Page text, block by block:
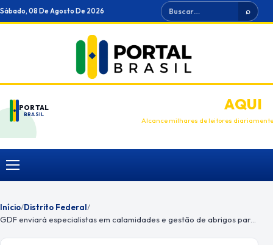
Ir
para
Sábado, 08 De Agosto De 2026 Buscar ⌕
PORTAL
BRASIL
ANUNCIEAQUI
Alcance milhares de leitores diariamente
Menu
Início/Distrito Federal/